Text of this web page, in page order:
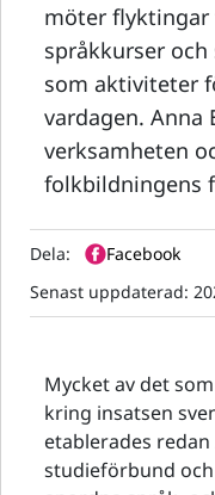
möter flyktingar
språkkurser
som aktiviteter
vardagen. Anna
verksamheten
folkbildningens
Dela:
Facebook
Senast uppdaterad:
Mycket av det
kring insatsen
etablerades
studieförbund